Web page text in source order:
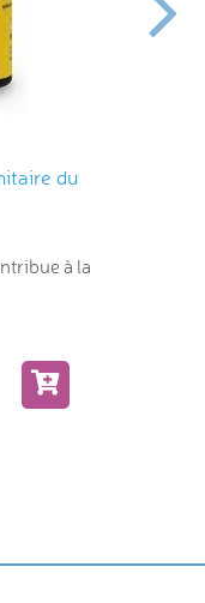
du
à la